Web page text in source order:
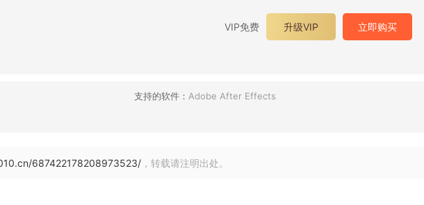
VIP免费 升级VIP 立即购买
支持的软件： Adobe After Effects
687422178208973523/ ，转载请注明出处。